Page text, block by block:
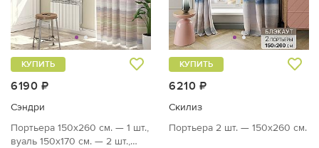
6190 ₽
КУПИТЬ
Сэндри
Портьера 150х260 см. — 1 шт.,
вуаль 150х170 см. — 2 шт.,
6210 ₽
КУПИТЬ
Скилиз
Портьера 2 шт. — 150х260 см.